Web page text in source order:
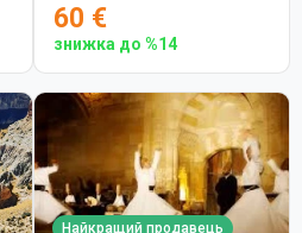
60 €
знижка до %14
Найкращий продавець